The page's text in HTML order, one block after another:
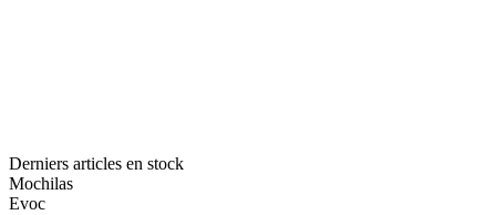
Derniers articles en stock
Mochilas
Evoc